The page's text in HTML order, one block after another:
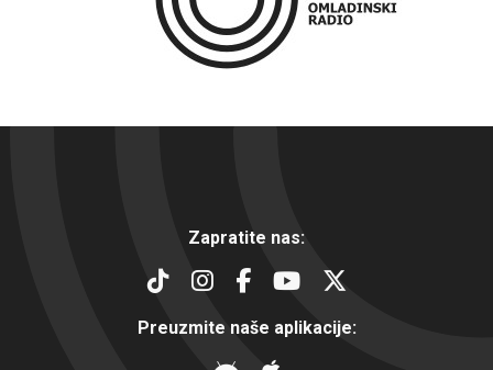
Zapratite nas:
Preuzmite naše aplikacije: